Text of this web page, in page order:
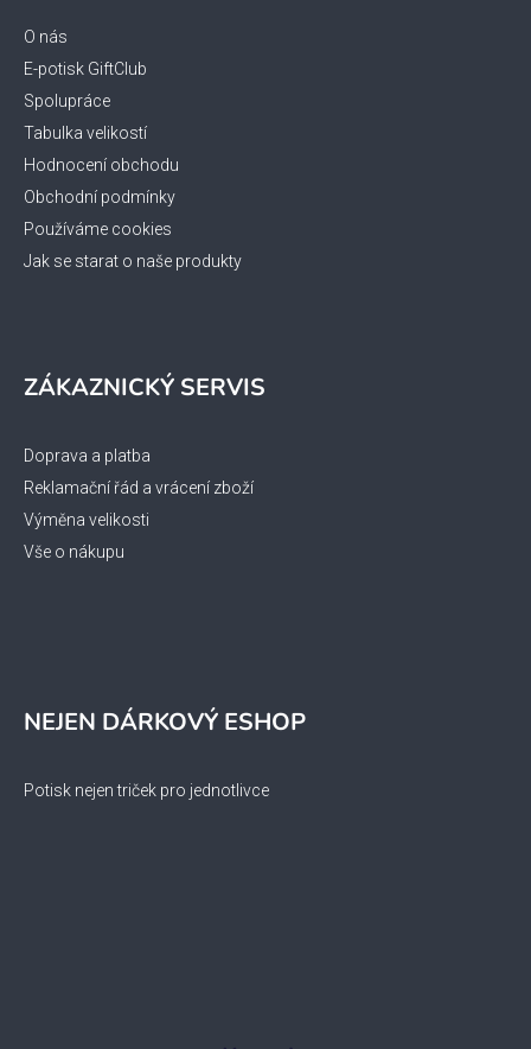
O nás
E-potisk GiftClub
Spolupráce
Tabulka velikostí
Hodnocení obchodu
Obchodní podmínky
Používáme cookies
Jak se starat o naše produkty
ZÁKAZNICKÝ SERVIS
Doprava a platba
Reklamační řád a vrácení zboží
Výměna velikosti
Vše o nákupu
NEJEN DÁRKOVÝ ESHOP
Potisk nejen triček pro jednotlivce